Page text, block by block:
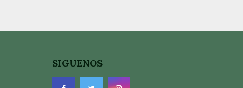
SIGUENOS